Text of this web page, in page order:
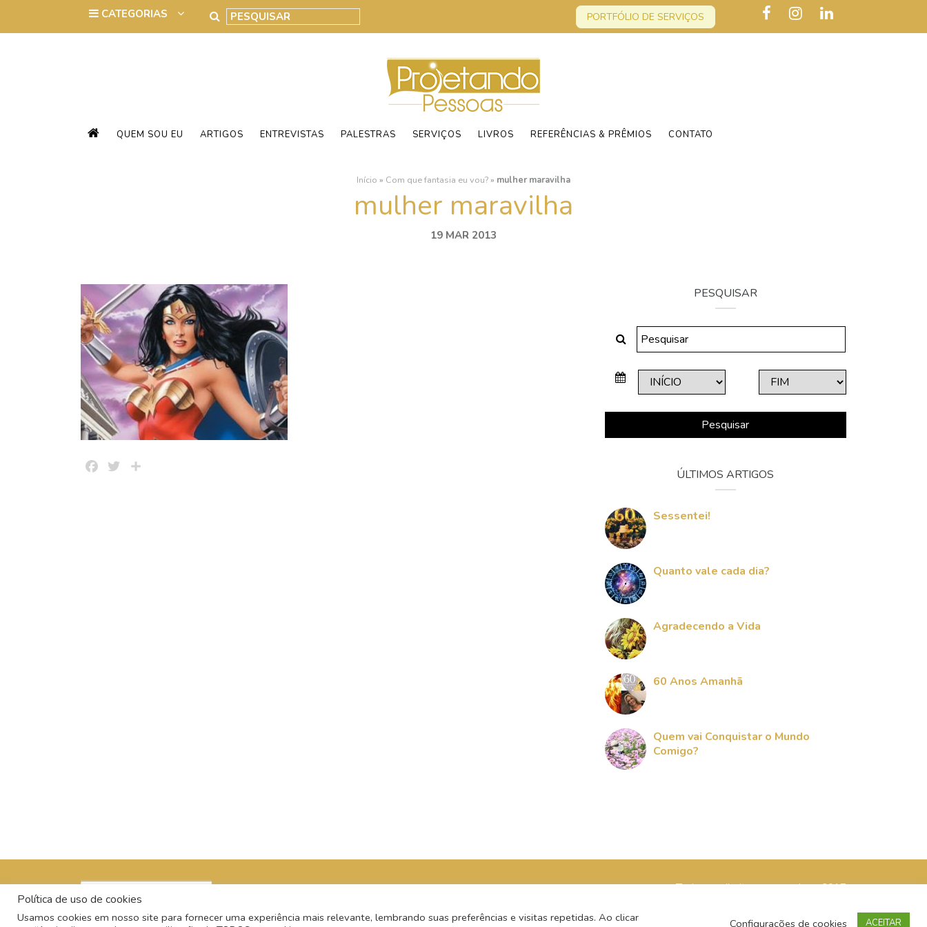
PORTFÓLIO DE SERVIÇOS
QUEM SOU EU ARTIGOS ENTREVISTAS PALESTRAS SERVIÇOS LIVROS REFERÊNCIAS & PRÊMIOS CONTATO
Início » Com que fantasia eu vou? » mulher maravilha
mulher maravilha
19 MAR 2013
FacebookTwitter
PESQUISAR
Pesquisar
ÚLTIMOS ARTIGOS
Sessentei!
Quanto vale cada dia?
Agradecendo a Vida
60 Anos Amanhã
Quem vai Conquistar o Mundo
Comigo?
Todos os direitos reservados - 2017
Política de uso de cookies
Usamos cookies em nosso site para fornecer uma experiência mais relevante, lembrando suas preferências e visitas repetidas. Ao clicar
Configurações de cookies ACEITAR